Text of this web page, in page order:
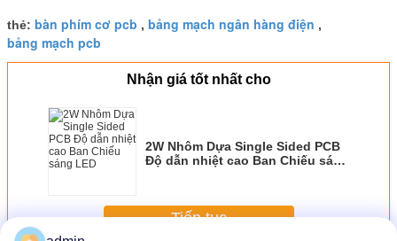
thẻ: bàn phím cơ pcb , bảng mạch ngân hàng điện ,
bảng mạch pcb
Nhận giá tốt nhất cho
2W Nhôm Dựa Single Sided PCB
Độ dẫn nhiệt cao Ban Chiếu sáng
Tiếp tục